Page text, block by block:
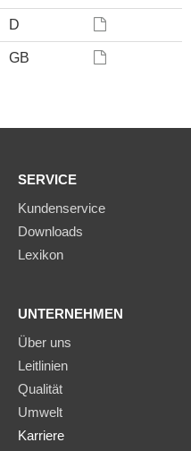
D
GB
SERVICE
Kundenservice
Downloads
Lexikon
UNTERNEHMEN
Über uns
Leitlinien
Qualität
Umwelt
Karriere